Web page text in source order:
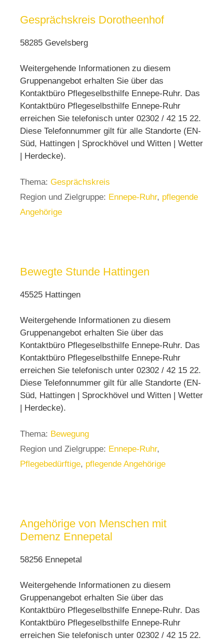
Gesprächskreis Dorotheenhof
58285 Gevelsberg
Weitergehende Informationen zu diesem
Gruppenangebot erhalten Sie über das
Kontaktbüro Pflegeselbsthilfe Ennepe-Ruhr. Das
Kontaktbüro Pflegeselbsthilfe Ennepe-Ruhr
erreichen Sie telefonisch unter 02302 / 42 15 22.
Diese Telefonnummer gilt für alle Standorte (EN-
Süd, Hattingen | Sprockhövel und Witten | Wetter
| Herdecke).
Thema: Gesprächskreis
Region und Zielgruppe: Ennepe-Ruhr, pflegende
Angehörige
Bewegte Stunde Hattingen
45525 Hattingen
Weitergehende Informationen zu diesem
Gruppenangebot erhalten Sie über das
Kontaktbüro Pflegeselbsthilfe Ennepe-Ruhr. Das
Kontaktbüro Pflegeselbsthilfe Ennepe-Ruhr
erreichen Sie telefonisch unter 02302 / 42 15 22.
Diese Telefonnummer gilt für alle Standorte (EN-
Süd, Hattingen | Sprockhövel und Witten | Wetter
| Herdecke).
Thema: Bewegung
Region und Zielgruppe: Ennepe-Ruhr,
Pflegebedürftige, pflegende Angehörige
Angehörige von Menschen mit
Demenz Ennepetal
58256 Ennepetal
Weitergehende Informationen zu diesem
Gruppenangebot erhalten Sie über das
Kontaktbüro Pflegeselbsthilfe Ennepe-Ruhr. Das
Kontaktbüro Pflegeselbsthilfe Ennepe-Ruhr
erreichen Sie telefonisch unter 02302 / 42 15 22.